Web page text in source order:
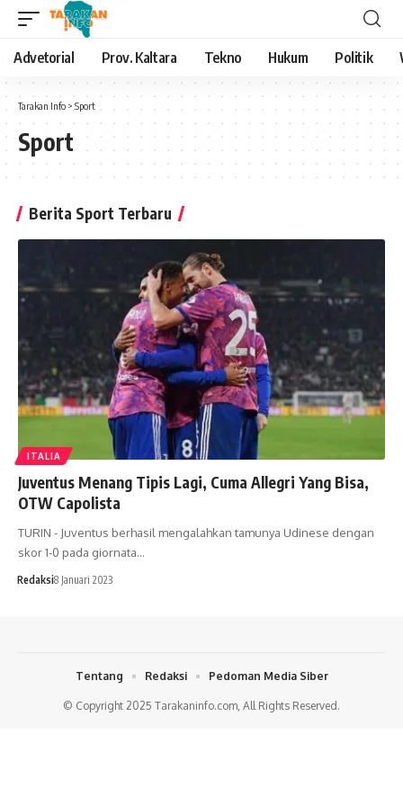
Advetorial Prov. Kaltara Tekno Hukum Politik
Tarakan Info > Sport
Sport
Berita Sport Terbaru
ITALIA
Juventus Menang Tipis Lagi, Cuma Allegri Yang Bisa,
OTW Capolista
TURIN - Juventus berhasil mengalahkan tamunya Udinese dengan
skor 1-0 pada giornata…
Redaksi8 Januari 2023
© Copyright 2025 Tarakaninfo.com, All Rights Reserved.
Tentang Redaksi Pedoman Media Siber